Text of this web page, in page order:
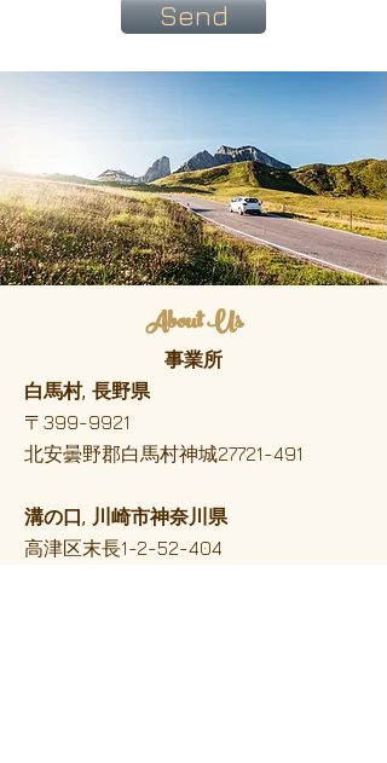
Send
About Us
事業所
白馬村, 長野県
〒399-9921
北安曇野郡白馬村神城27721-491
溝の口, 川崎市神奈川県
高津区末長1-2-52-404